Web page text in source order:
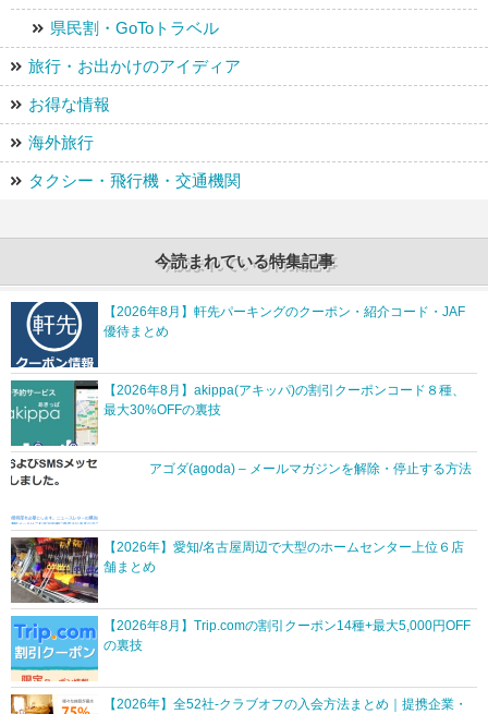
県民割・GoToトラベル
旅行・お出かけのアイディア
お得な情報
海外旅行
タクシー・飛行機・交通機関
今読まれている特集記事
【2026年8月】軒先パーキングのクーポン・紹介コード・JAF
優待まとめ
【2026年8月】akippa(アキッパ)の割引クーポンコード８種、
最大30%OFFの裏技
アゴダ(agoda) – メールマガジンを解除・停止する方法
【2026年】愛知/名古屋周辺で大型のホームセンター上位６店
舗まとめ
【2026年8月】Trip.comの割引クーポン14種+最大5,000円OFF
の裏技
【2026年】全52社-クラブオフの入会方法まとめ｜提携企業・